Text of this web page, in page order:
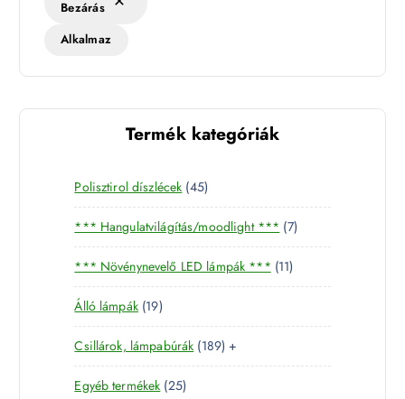
Bezárás
Alkalmaz
Termék kategóriák
Polisztirol díszlécek 454
5
t
e
r
m
k
*** Hangulatvilágítás/moodlight *** 77
t
r
é
*** Növénynevelő LED lámpák *** 111
1
e
m
Álló lámpák 191
9
t
e
r
Csillárok, lámpabúrák 1891
8
+
Egyéb termékek 252